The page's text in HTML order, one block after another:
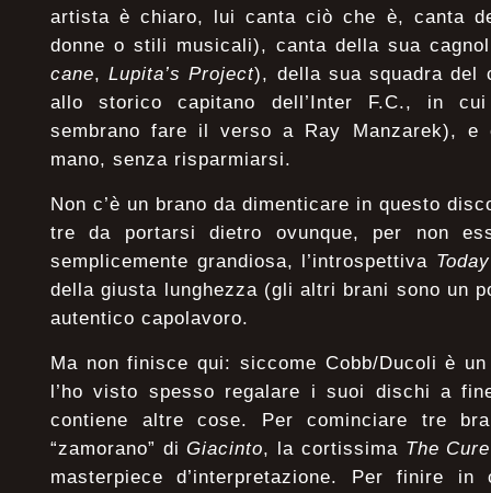
artista è chiaro, lui canta ciò che è, canta
donne o stili musicali), canta della sua
cane,Lupita’s Project), della sua squadra del
allo storico capitano dell’Inter F.C., in
sembrano fare il verso a Ray Manzarek),
mano, senza risparmiarsi.
Non c’è un brano da dimenticare in questo
tre da portarsi dietro ovunque, per non
semplicemente grandiosa, l’introspettiva Today
della giusta lunghezza (gli altri brani sono un
autentico capolavoro.
Ma non finisce qui: siccome Cobb/Ducoli è
l’ho visto spesso regalare i suoi dischi a
contiene altre cose. Per cominciare tre
“zamorano” diGiacinto, la cortissima The Cure
masterpiece d’interpretazione. Per finire